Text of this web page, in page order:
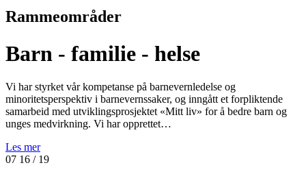
Rammeområder
Barn - familie - helse
Vi har styrket vår kompetanse på barnevernledelse og
minoritetsperspektiv i barnevernssaker, og inngått et forpliktende
samarbeid med utviklingsprosjektet «Mitt liv» for å bedre barn og
unges medvirkning. Vi har opprettet…
Les mer
07 16 / 19